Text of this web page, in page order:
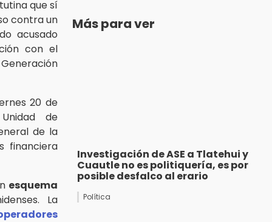
que sí
contra un
acusado
con el
20 de
de
de la
financiera
esquema
La
Más para ver
Investigación de ASE a Tlatehui y
Cuautle no es politiquería, es por
posible desfalco al erario
Política